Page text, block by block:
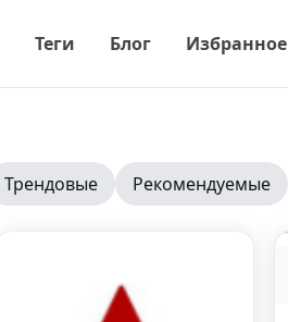
Теги Блог Избранное
Трендовые Рекомендуемые